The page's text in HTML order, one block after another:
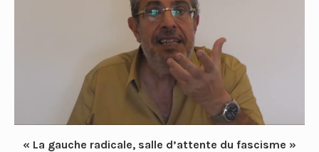
« La gauche radicale, salle d’attente du fascisme »